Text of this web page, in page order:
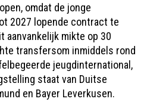
omdat de jonge
2027 lopende contract te
aanvankelijk mikte op 30
transfersom inmiddels rond
jeugdinternational,
staat van Duitse
en Bayer Leverkusen.